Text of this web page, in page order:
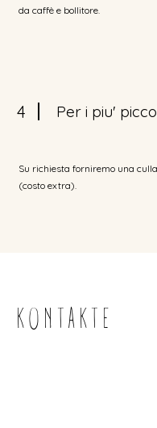
da caffè e bollitore.
4 Per i piu'
Su richiesta forniremo una
(costo extra).
KONTAKTE